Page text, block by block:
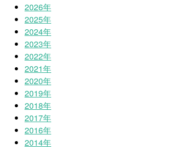
2026年
2025年
2024年
2023年
2022年
2021年
2020年
2019年
2018年
2017年
2016年
2014年